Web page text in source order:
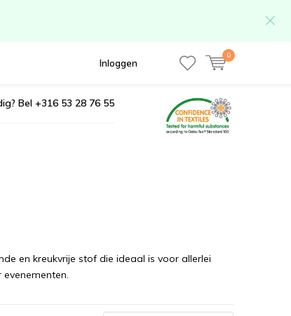
Inloggen
0
Bel +316 53 28 76 55
en kreukvrije stof die ideaal is voor allerlei